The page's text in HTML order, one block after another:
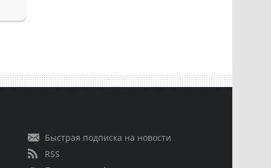
Быстрая подписка на новости
RSS